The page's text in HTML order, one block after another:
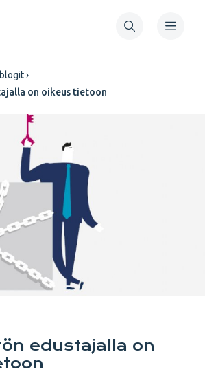
on oikeus tietoon
edustajalla on